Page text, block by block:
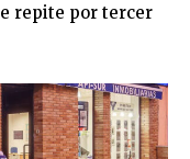
repite por tercer